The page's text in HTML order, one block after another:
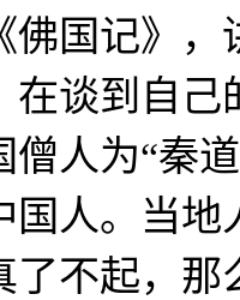
佛国记》
谈到自己
僧人为“秦
国人。当地
了不起，